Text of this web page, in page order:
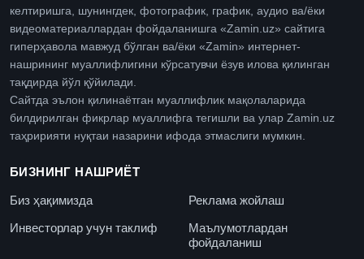
келтиришга, шунингдек, фотографик, график, аудио ва/ёки
видеоматериаллардан фойдаланишга «Zamin.uz» сайтига
гиперҳавола мавжуд бўлган ва/ёки «Zamin» интернет-
нашрининг муаллифлигини кўрсатувчи ёзув илова қилинган
тақдирда йўл қўйилади.
Сайтда эълон қилинаётган муаллифлик мақолаларида
билдирилган фикрлар муаллифга тегишли ва улар Zamin.uz
таҳририяти нуқтаи назарини ифода этмаслиги мумкин.
БИЗНИНГ НАШРИЁТ
Биз ҳақимизда
Реклама жойлаш
Инвесторлар учун таклиф
Маълумотлардан
фойдаланиш